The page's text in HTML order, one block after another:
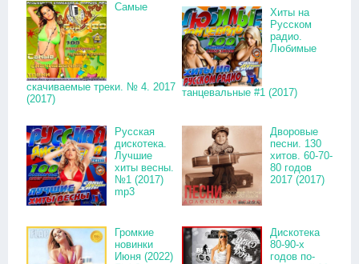
Самые
скачиваемые треки. № 4. 2017
(2017)
Хиты на
Русском
радио.
Любимые
танцевальные #1 (2017)
Русская
дискотека.
Лучшие
хиты весны.
№1 (2017)
mp3
Дворовые
песни. 130
хитов. 60-70-
80 годов
2017 (2017)
Громкие
новинки
Июня (2022)
Дискотека
80-90-х
годов по-